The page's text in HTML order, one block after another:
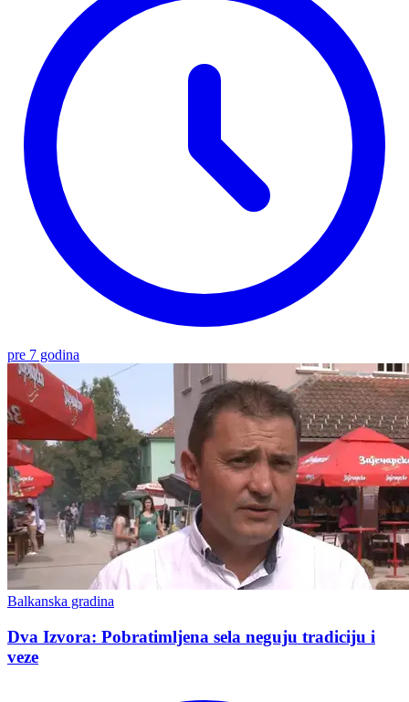
pre 7 godina
Balkanska gradina
Dva Izvora: Pobratimljena sela neguju tradiciju i
veze